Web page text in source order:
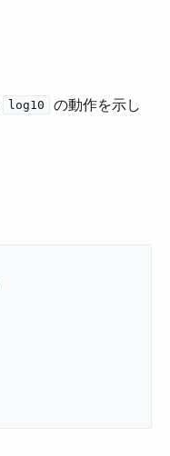
log10
​ の動作を示し